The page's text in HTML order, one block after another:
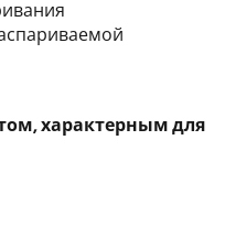
характерным для